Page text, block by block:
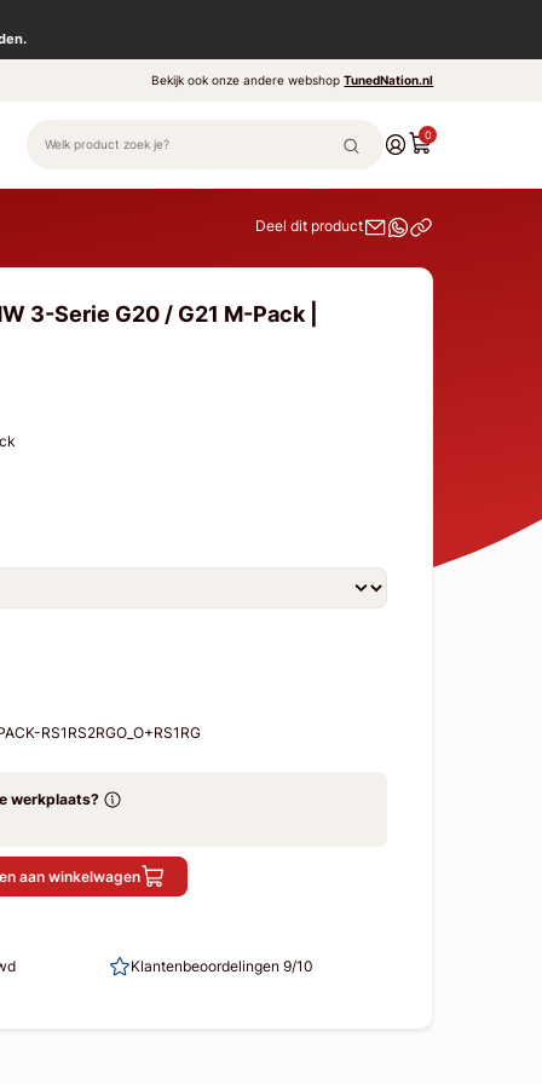
Bekijk ook onze andere webshopTunedNation.nl
0
Deel dit product
3-Serie G20 / G21 M-Pack |
RS1RS2RGO_O+RS1RG
werkplaats?
aan winkelwagen
Klantenbeoordelingen 9/10